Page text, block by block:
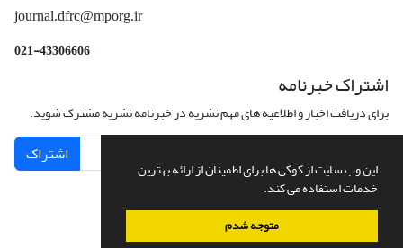
این وب سایت از کوکی ها برای اطمینان از ارائه بهترین
خدمات استفاده می کند.
متوجه شدم
journal.dfrc@mporg.ir
021-43306606
اشتراک خبرنامه
برای دریافت اخبار و اطلاعیه های مهم نشریه در خبرنامه نشریه مشترک شوید.
اشتراک
سامانه مدیریت نشریات علمی.طراحی و پیاده سازی ازسیناوب